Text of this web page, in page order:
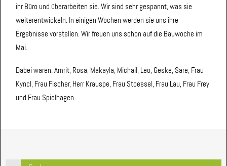
ihr Büro und überarbeiten sie. Wir sind sehr gespannt, was sie
weiterentwickeln. In einigen Wochen werden sie uns ihre
Ergebnisse vorstellen. Wir freuen uns schon auf die Bauwoche im
Mai.
Dabei waren: Amrit, Rosa, Makayla, Michail, Leo, Geske, Sare, Frau
Kyncl, Frau Fischer, Herr Krauspe, Frau Stoessel, Frau Lau, Frau Frey
und Frau Spielhagen